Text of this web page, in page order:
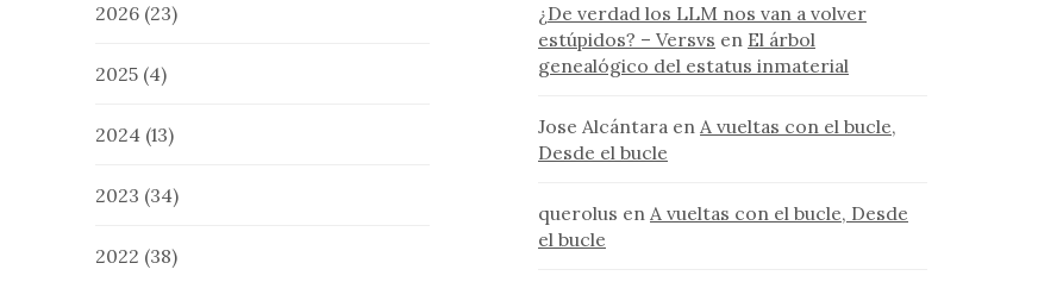
2026 (23)
2025 (4)
2024 (13)
2023 (34)
2022 (38)
¿De verdad los LLM nos van a volver
estúpidos? – Versvs en El árbol
genealógico del estatus inmaterial
Jose Alcántara en A vueltas con el bucle,
Desde el bucle
querolus en A vueltas con el bucle, Desde
el bucle